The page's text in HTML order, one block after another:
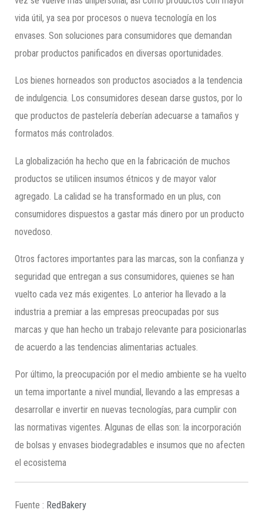
vida útil, ya sea por procesos o nueva tecnología en los
envases. Son soluciones para consumidores que demandan
probar productos panificados en diversas oportunidades.
Los bienes horneados son productos asociados a la tendencia
de indulgencia. Los consumidores desean darse gustos, por lo
que productos de pastelería deberían adecuarse a tamaños y
formatos más controlados.
La globalización ha hecho que en la fabricación de muchos
productos se utilicen insumos étnicos y de mayor valor
agregado. La calidad se ha transformado en un plus, con
consumidores dispuestos a gastar más dinero por un producto
novedoso.
Otros factores importantes para las marcas, son la confianza y
seguridad que entregan a sus consumidores, quienes se han
vuelto cada vez más exigentes. Lo anterior ha llevado a la
industria a premiar a las empresas preocupadas por sus
marcas y que han hecho un trabajo relevante para posicionarlas
de acuerdo a las tendencias alimentarias actuales.
Por último, la preocupación por el medio ambiente se ha vuelto
un tema importante a nivel mundial, llevando a las empresas a
desarrollar e invertir en nuevas tecnologías, para cumplir con
las normativas vigentes. Algunas de ellas son: la incorporación
de bolsas y envases biodegradables e insumos que no afecten
el ecosistema
Fuente : RedBakery